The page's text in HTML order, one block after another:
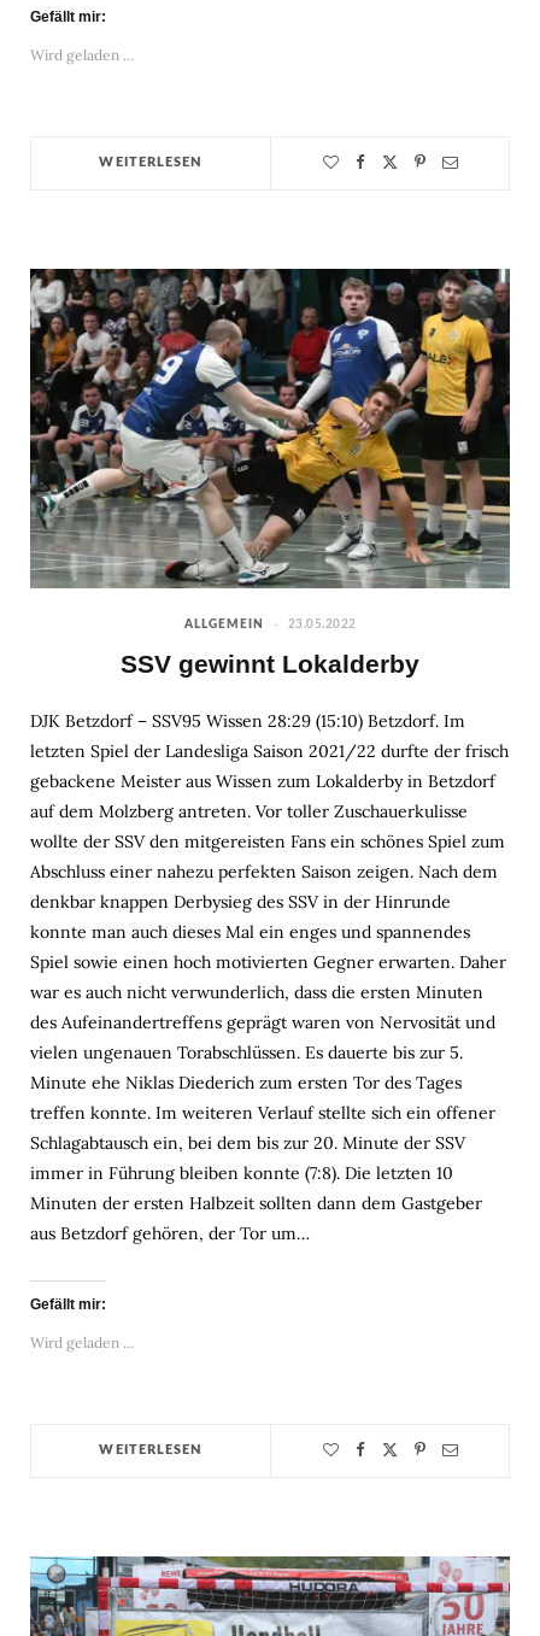
Gefällt mir:
Wird geladen …
WEITERLESEN
ALLGEMEIN 23.05.2022
SSV gewinnt Lokalderby
DJK Betzdorf – SSV95 Wissen 28:29 (15:10) Betzdorf. Im
letzten Spiel der Landesliga Saison 2021/22 durfte der frisch
gebackene Meister aus Wissen zum Lokalderby in Betzdorf
auf dem Molzberg antreten. Vor toller Zuschauerkulisse
wollte der SSV den mitgereisten Fans ein schönes Spiel zum
Abschluss einer nahezu perfekten Saison zeigen. Nach dem
denkbar knappen Derbysieg des SSV in der Hinrunde
konnte man auch dieses Mal ein enges und spannendes
Spiel sowie einen hoch motivierten Gegner erwarten. Daher
war es auch nicht verwunderlich, dass die ersten Minuten
des Aufeinandertreffens geprägt waren von Nervosität und
vielen ungenauen Torabschlüssen. Es dauerte bis zur 5.
Minute ehe Niklas Diederich zum ersten Tor des Tages
treffen konnte. Im weiteren Verlauf stellte sich ein offener
Schlagabtausch ein, bei dem bis zur 20. Minute der SSV
immer in Führung bleiben konnte (7:8). Die letzten 10
Minuten der ersten Halbzeit sollten dann dem Gastgeber
aus Betzdorf gehören, der Tor um…
Gefällt mir:
Wird geladen …
WEITERLESEN